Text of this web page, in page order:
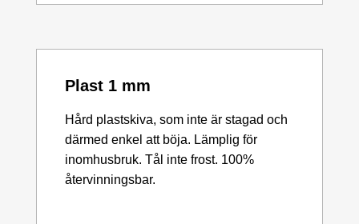
Plast 1 mm
Hård plastskiva, som inte är stagad och
därmed enkel att böja. Lämplig för
inomhusbruk. Tål inte frost. 100%
återvinningsbar.